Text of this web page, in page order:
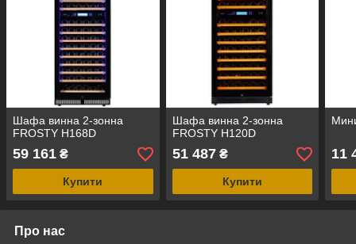
Шафа винна 2-зонна
FROSTY H168D
59 161 ₴
Купити
Шафа винна 2-зонна
FROSTY H120D
51 487₴
Купити
11
Про нас